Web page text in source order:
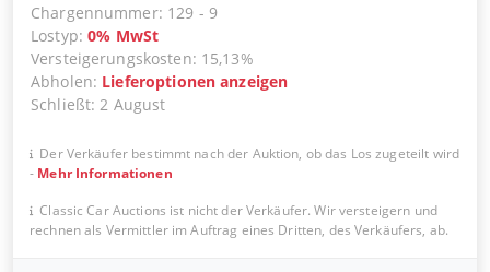
Chargennummer: 129 - 9
Lostyp:0% MwSt
Versteigerungskosten: 15,13%
Abholen: Lieferoptionen anzeigen
Schließt:2 August
Der Verkäufer bestimmt nach der Auktion, ob das Los zugeteilt wird
- Mehr Informationen
Classic Car Auctions ist nicht der Verkäufer. Wir versteigern und
rechnen als Vermittler im Auftrag eines Dritten, des Verkäufers, ab.